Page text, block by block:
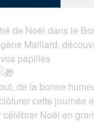
de Noël dans le
Maillard,
papilles
de la bonne
cette journée
Noël en